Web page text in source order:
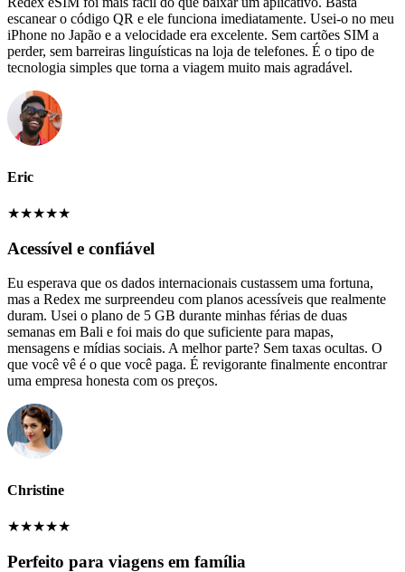
escanear o código QR e ele funciona imediatamente. Usei-o no meu
iPhone no Japão e a velocidade era excelente. Sem cartões SIM a
perder, sem barreiras linguísticas na loja de telefones. É o tipo de
tecnologia simples que torna a viagem muito mais agradável.
Eric
★★★★★
Acessível e confiável
Eu esperava que os dados internacionais custassem uma fortuna,
mas a Redex me surpreendeu com planos acessíveis que realmente
duram. Usei o plano de 5 GB durante minhas férias de duas
semanas em Bali e foi mais do que suficiente para mapas,
mensagens e mídias sociais. A melhor parte? Sem taxas ocultas. O
que você vê é o que você paga. É revigorante finalmente encontrar
uma empresa honesta com os preços.
Christine
★★★★★
Perfeito para viagens em família